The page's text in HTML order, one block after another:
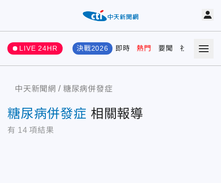
LIVE 24HR 決戰2026 即時 熱門 要聞 社會 娛樂
中天新聞網 糖尿病併發症
糖尿病併發症 相關報導
有 14 項結果